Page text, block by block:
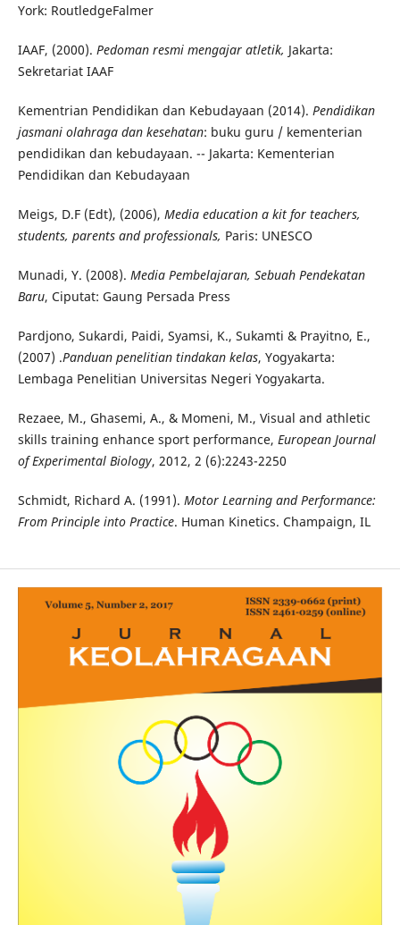
York: RoutledgeFalmer
IAAF, (2000). Pedoman resmi mengajar atletik, Jakarta:
Sekretariat IAAF
Kementrian Pendidikan dan Kebudayaan (2014). Pendidikan
jasmani olahraga dan kesehatan: buku guru / kementerian
pendidikan dan kebudayaan. -- Jakarta: Kementerian
Pendidikan dan Kebudayaan
Meigs, D.F (Edt), (2006), Media education a kit for teachers,
students, parents and professionals, Paris: UNESCO
Munadi, Y. (2008). Media Pembelajaran, Sebuah Pendekatan
Baru, Ciputat: Gaung Persada Press
Pardjono, Sukardi, Paidi, Syamsi, K., Sukamti & Prayitno, E.,
(2007) .Panduan penelitian tindakan kelas, Yogyakarta:
Lembaga Penelitian Universitas Negeri Yogyakarta.
Rezaee, M., Ghasemi, A., & Momeni, M., Visual and athletic
skills training enhance sport performance, European Journal
of Experimental Biology, 2012, 2 (6):2243-2250
Schmidt, Richard A. (1991). Motor Learning and Performance:
From Principle into Practice. Human Kinetics. Champaign, IL